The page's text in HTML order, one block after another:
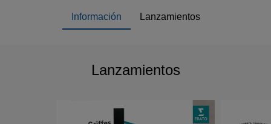
Información Lanzamientos
Lanzamientos